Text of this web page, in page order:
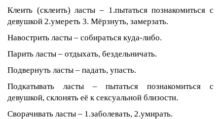
Клеить (склеить) ласты – 1.пытаться познакомиться с
девушкой 2.умереть 3. Мёрзнуть, замерзать.
Навострить ласты – собираться куда-либо.
Парить ласты – отдыхать, бездельничать.
Подвернуть ласты – падать, упасть.
Подкатывать ласты – пытаться познакомиться с
девушкой, склонять её к сексуальной близости.
Сворачивать ласты – 1.заболевать, 2.умирать.